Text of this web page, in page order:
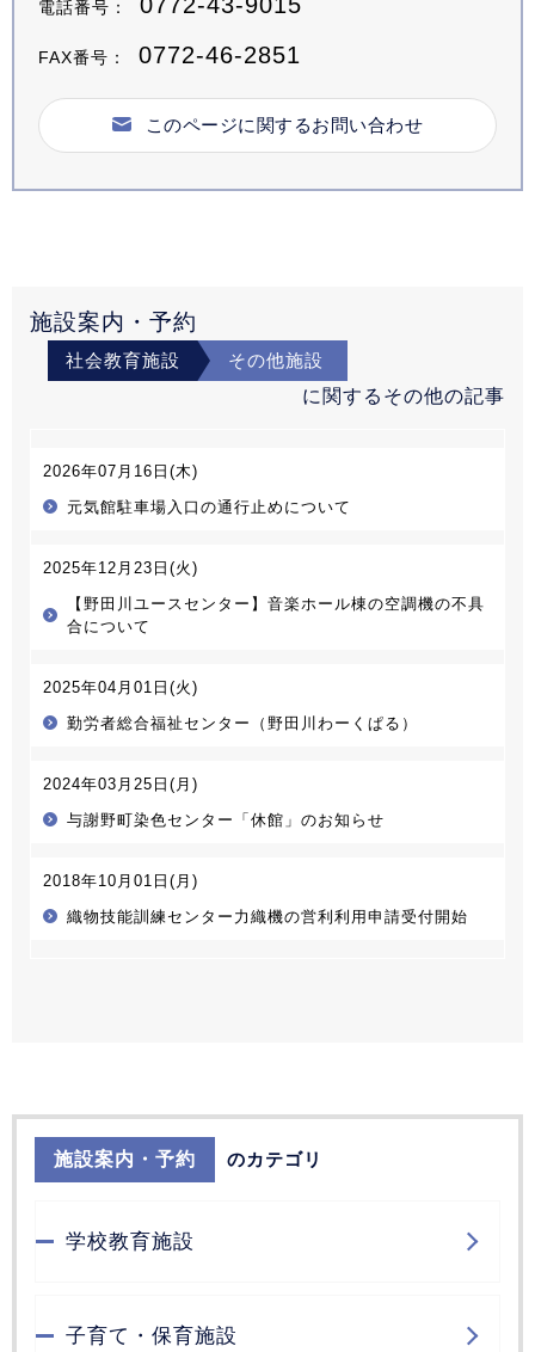
電話番号：
FAX番号： 0772-46-2851
このページに関するお問い合わせ
施設案内・予約
社会教育施設
その他施設
に関するその他の記事
2026年07月16日(木)
元気館駐車場入口の通行止めについて
2025年12月23日(火)
【野田川ユースセンター】音楽ホール棟の空調機の不具
合について
2025年04月01日(火)
勤労者総合福祉センター（野田川わーくぱる）
2024年03月25日(月)
与謝野町染色センター「休館」のお知らせ
2018年10月01日(月)
織物技能訓練センター力織機の営利利用申請受付開始
施設案内・予約 のカテゴリ
学校教育施設
子育て・保育施設